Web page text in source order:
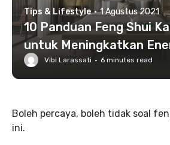
Tips & Lifestyle · 1 Agustus 2021
10 Panduan Feng Shui
untuk Meningkatkan
Vibi Larassati · 6 minutes read
Boleh percaya, boleh tidak soal
ini.